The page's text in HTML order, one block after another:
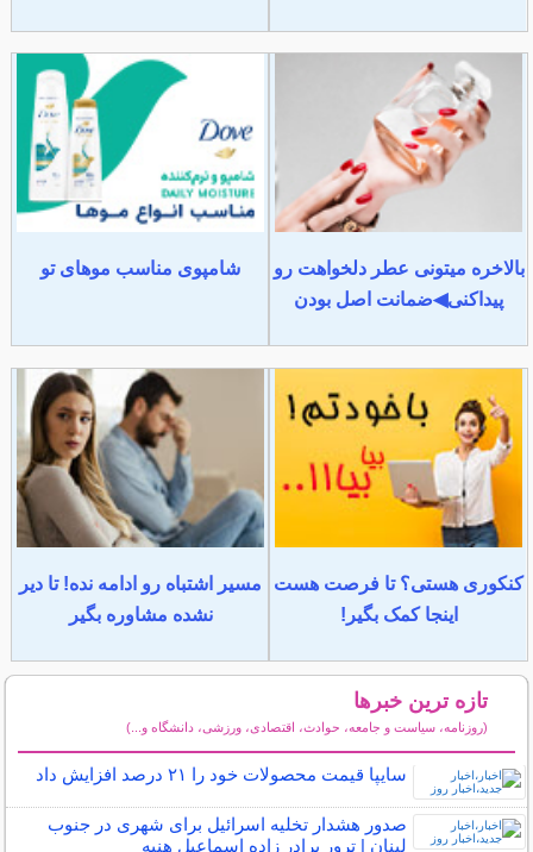
بالاخره میتونی عطر دلخواهت رو
پیداکنی◀ضمانت اصل بودن
شامپوی مناسب موهای تو
کنکوری هستی؟ تا فرصت هست
اینجا کمک بگیر!
مسیر اشتباه رو ادامه نده! تا دیر
نشده مشاوره بگیر
تازه ترین خبرها
(روزنامه، سیاست و جامعه، حوادث، اقتصادی، ورزشی، دانشگاه و...)
سایپا قیمت محصولات خود را ۲۱ درصد افزایش داد
صدور هشدار تخلیه اسرائیل برای شهری در جنوب
لبنان | ترور برادر زاده اسماعیل هنیه